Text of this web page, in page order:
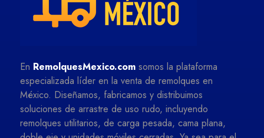
En RemolquesMexico.com somos la plataforma
especializada líder en la venta de remolques en
México. Diseñamos, fabricamos y distribuimos
soluciones de arrastre de uso rudo, incluyendo
remolques utilitarios, de carga pesada, cama plana,